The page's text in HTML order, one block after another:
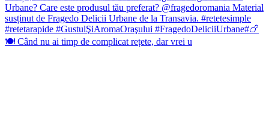
🍽️ Când nu ai timp de complicat rețete, dar vrei u